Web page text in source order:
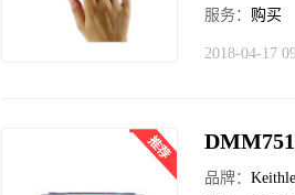
服务： 购买
2018-04-17
品牌：